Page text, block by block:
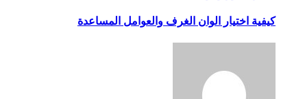
كيفية اختيار الوان الغرف والعوامل المساعدة